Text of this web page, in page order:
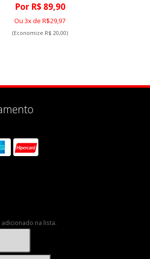
Por R$ 89,90
Ou 3x de R$29,97
(Economize R$ 20,00)
adicionado na lista.